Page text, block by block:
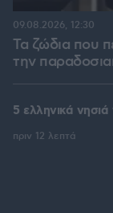
Τα ζώδια που
την
09.08.2026, 12:30
5 ελληνικά
πριν 12 λεπτά